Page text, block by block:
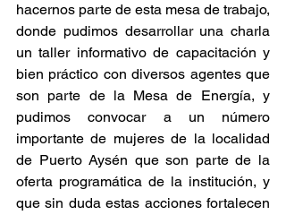
hacernos parte de esta mesa de trabajo,
donde pudimos desarrollar una charla
un taller informativo de capacitación y
bien práctico con diversos agentes que
son parte de la Mesa de Energía, y
pudimos convocar a un número
importante de mujeres de la localidad
de Puerto Aysén que son parte de la
oferta programática de la institución, y
que sin duda estas acciones fortalecen